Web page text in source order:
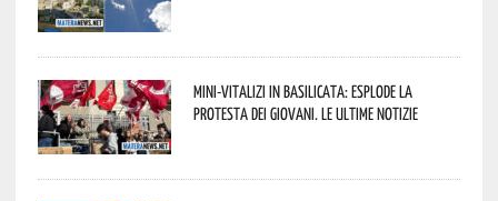
Mini-vitalizi in Basilicata: esplode la
protesta dei giovani. Le ultime notizie